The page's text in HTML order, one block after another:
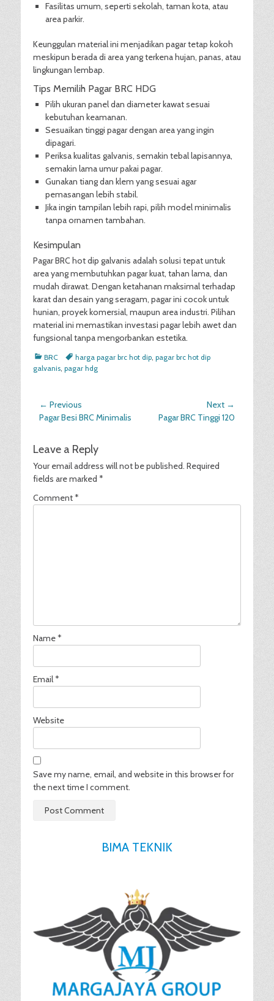
Fasilitas umum, seperti sekolah, taman kota, atau
area parkir.
Keunggulan material ini menjadikan pagar tetap kokoh
meskipun berada di area yang terkena hujan, panas, atau
lingkungan lembap.
Tips Memilih Pagar BRC HDG
Pilih ukuran panel dan diameter kawat sesuai
kebutuhan keamanan.
Sesuaikan tinggi pagar dengan area yang ingin
dipagari.
Periksa kualitas galvanis, semakin tebal lapisannya,
semakin lama umur pakai pagar.
Gunakan tiang dan klem yang sesuai agar
pemasangan lebih stabil.
Jika ingin tampilan lebih rapi, pilih model minimalis
tanpa ornamen tambahan.
Kesimpulan
Pagar BRC hot dip galvanis adalah solusi tepat untuk
area yang membutuhkan pagar kuat, tahan lama, dan
mudah dirawat. Dengan ketahanan maksimal terhadap
karat dan desain yang seragam, pagar ini cocok untuk
hunian, proyek komersial, maupun area industri. Pilihan
material ini memastikan investasi pagar lebih awet dan
fungsional tanpa mengorbankan estetika.
Categories
BRC Tagsharga pagar brc hot dip, pagar brc hot dip
galvanis, pagar hdg
Post
navigation
← Previous
Previous
Pagar Besi BRC Minimalis
Next →
Pagar BRC Tinggi 120
Leave a Reply
Your email address will not be published. Required
fields are marked *
Comment*
Name*
Email*
Website
Save my name, email, and website in this browser for
the next time I comment.
BIMA TEKNIK